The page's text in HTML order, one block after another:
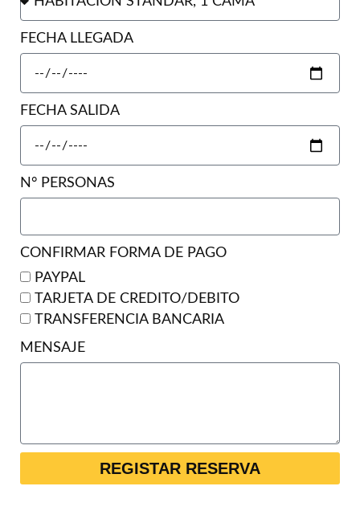
FECHA LLEGADA
FECHA SALIDA
N° PERSONAS
CONFIRMAR FORMA DE PAGO
PAYPAL
TARJETA DE CREDITO/DEBITO
TRANSFERENCIA BANCARIA
MENSAJE
REGISTAR RESERVA